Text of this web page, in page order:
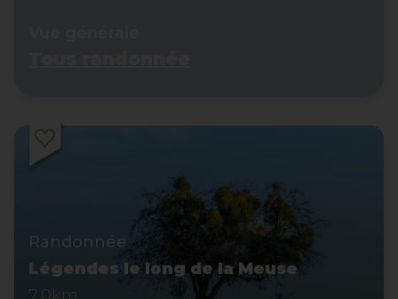
Randonnée
Légendes le long de la Meuse